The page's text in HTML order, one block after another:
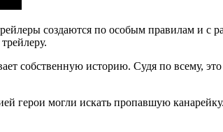
создаются по особым правилам и с
собственную историю. Судя по всему,
герои могли искать пропавшую